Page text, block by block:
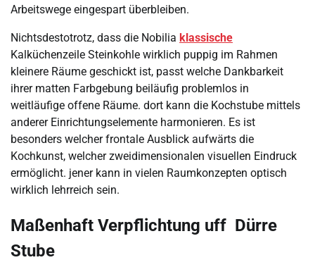
Arbeitswege eingespart überbleiben.
Nichtsdestotrotz, dass die Nobilia klassische
Kalküchenzeile Steinkohle wirklich puppig im Rahmen
kleinere Räume geschickt ist, passt welche Dankbarkeit
ihrer matten Farbgebung beiläufig problemlos in
weitläufige offene Räume. dort kann die Kochstube mittels
anderer Einrichtungselemente harmonieren. Es ist
besonders welcher frontale Ausblick aufwärts die
Kochkunst, welcher zweidimensionalen visuellen Eindruck
ermöglicht. jener kann in vielen Raumkonzepten optisch
wirklich lehrreich sein.
Maßenhaft Verpflichtung uff Dürre
Stube